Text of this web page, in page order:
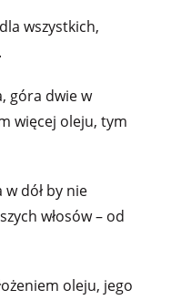
wszystkich,
góra dwie w
więcej oleju, tym
dół by nie
włosów – od
oleju, jego